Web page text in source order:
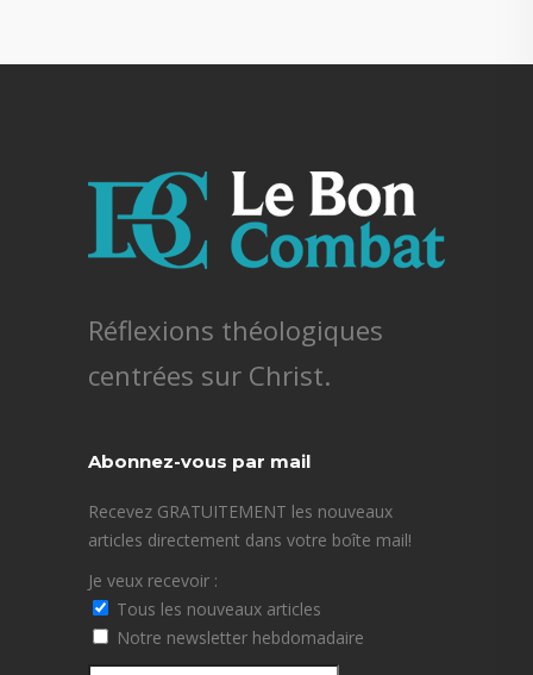
Réflexions théologiques
centrées sur Christ.
Abonnez-vous par mail
Recevez GRATUITEMENT les nouveaux
articles directement dans votre boîte mail!
Je veux recevoir :
Tous les nouveaux articles
Notre newsletter hebdomadaire